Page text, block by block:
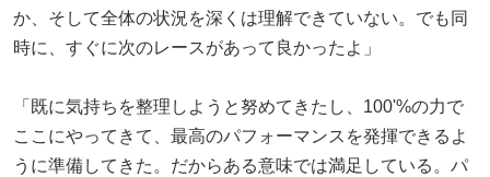
か、そして全体の状況を深くは理解できていない。でも同
時に、すぐに次のレースがあって良かったよ」
「既に気持ちを整理しようと努めてきたし、100'%の力で
ここにやってきて、最高のパフォーマンスを発揮できるよ
うに準備してきた。だからある意味では満足している。パ